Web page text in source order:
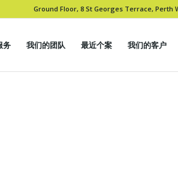
Ground Floor, 8 St Georges Terrace, Perth
务 我们的团队 最近个案 我们的客户